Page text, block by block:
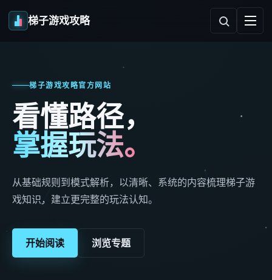
梯子游戏攻略
梯子游戏攻略官方网站
看懂路径，
掌握玩法。
从基础规则到模式解析，以清晰、系统的内容梳理梯子游
戏知识，建立更完整的玩法认知。
开始阅读 浏览专题